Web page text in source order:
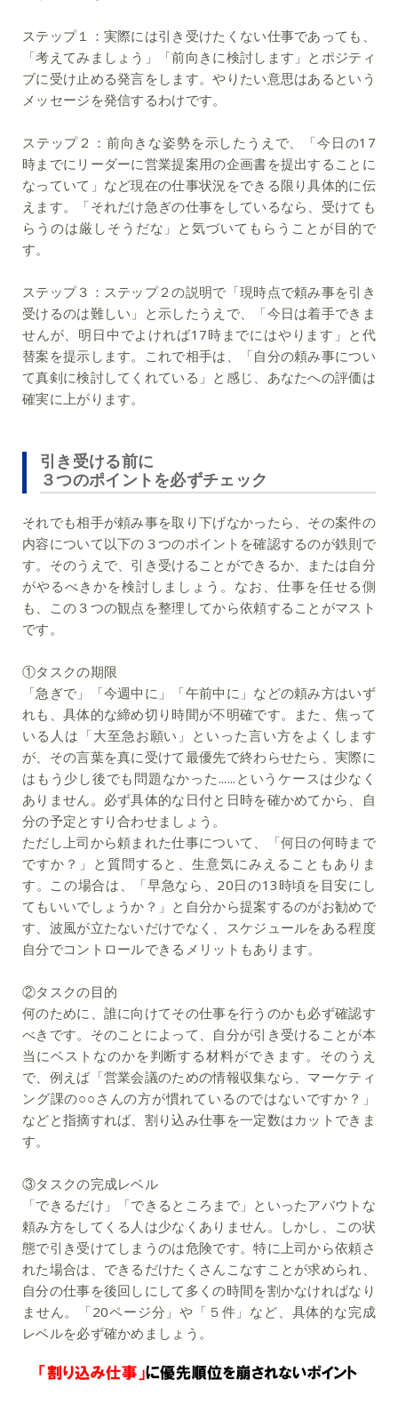
ステップ１： 実際には引き受けたくない仕事であっても、
「考えてみましょう」「前向きに検討します」とポジティ
ブに受け止める発言をします。やりたい意思はあるという
メッセージを発信するわけです。
ステップ２： 前向きな姿勢を示したうえで、「今日の17
時までにリーダーに営業提案用の企画書を提出することに
なっていて」など現在の仕事状況をできる限り具体的に伝
えます。「それだけ急ぎの仕事をしているなら、受けても
らうのは厳しそうだな」と気づいてもらうことが目的で
す。
ステップ３： ステップ２の説明で「現時点で頼み事を引き
受けるのは難しい」と示したうえで、「今日は着手できま
せんが、明日中でよければ17時までにはやります」と代
替案を提示します。これで相手は、「自分の頼み事につい
て真剣に検討してくれている」と感じ、あなたへの評価は
確実に上がります。
引き受ける前に
３つのポイントを必ずチェック
それでも相手が頼み事を取り下げなかったら、その案件の
内容について以下の３つのポイントを確認するのが鉄則で
す。そのうえで、引き受けることができるか、または自分
がやるべきかを検討しましょう。なお、仕事を任せる側
も、この３つの観点を整理してから依頼することがマスト
です。
①タスクの期限
「急ぎで」「今週中に」「午前中に」などの頼み方はいず
れも、具体的な締め切り時間が不明確です。また、焦って
いる人は「大至急お願い」といった言い方をよくします
が、その言葉を真に受けて最優先で終わらせたら、実際に
はもう少し後でも問題なかった......というケースは少なく
ありません。必ず具体的な日付と日時を確かめてから、自
分の予定とすり合わせましょう。
ただし上司から頼まれた仕事について、「何日の何時まで
ですか？」と質問すると、生意気にみえることもありま
す。この場合は、「早急なら、20日の13時頃を目安にし
てもいいでしょうか？」と自分から提案するのがお勧めで
す、波風が立たないだけでなく、スケジュールをある程度
自分でコントロールできるメリットもあります。
②タスクの目的
何のために、誰に向けてその仕事を行うのかも必ず確認す
べきです。そのことによって、自分が引き受けることが本
当にベストなのかを判断する材料ができます。そのうえ
で、例えば「営業会議のための情報収集なら、マーケティ
ング課の○○さんの方が慣れているのではないですか？」
などと指摘すれば、割り込み仕事を一定数はカットできま
す。
③タスクの完成レベル
「できるだけ」「できるところまで」といったアバウトな
頼み方をしてくる人は少なくありません。しかし、この状
態で引き受けてしまうのは危険です。特に上司から依頼さ
れた場合は、できるだけたくさんこなすことが求められ、
自分の仕事を後回しにして多くの時間を割かなければなり
ません。「20ページ分」や「５件」など、具体的な完成
レベルを必ず確かめましょう。